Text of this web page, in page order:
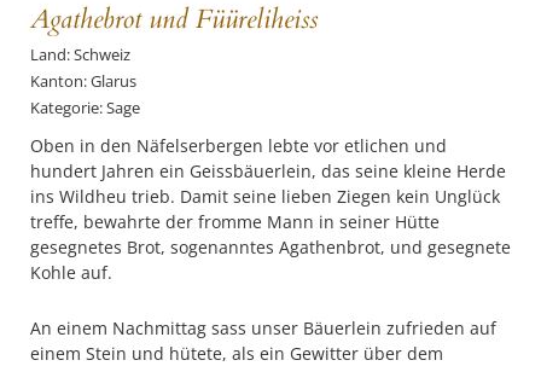
Agathebrot und Füüreliheiss
Land: Schweiz
Kanton: Glarus
Kategorie: Sage
Oben in den Näfelserbergen lebte vor etlichen und
hundert Jahren ein Geissbäuerlein, das seine kleine Herde
ins Wildheu trieb. Damit seine lieben Ziegen kein Unglück
treffe, bewahrte der fromme Mann in seiner Hütte
gesegnetes Brot, sogenanntes Agathenbrot, und gesegnete
Kohle auf.
An einem Nachmittag sass unser Bäuerlein zufrieden auf
einem Stein und hütete, als ein Gewitter über dem